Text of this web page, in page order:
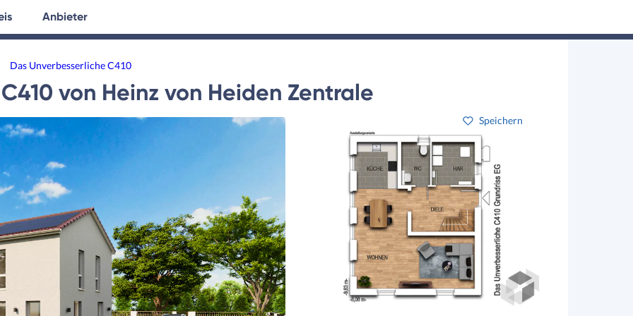
Hausplanung
Das Unverbesserliche C410
Speichern
von Heinz von Heiden Zentrale
Anbieter